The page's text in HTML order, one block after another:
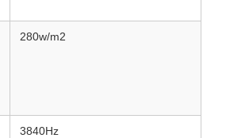
280w/m2
3840Hz